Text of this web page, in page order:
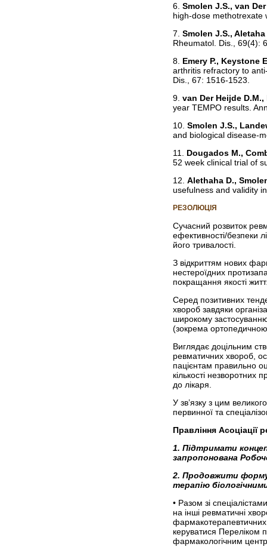
6. Smolen J.S., van
high-dose methotrexate
7. Smolen J.S.,
Rheumatol. Dis., 69(4):
8. Emery P., Keystone
arthritis refractory to
Dis., 67: 1516-1523.
9. van Der Heijde
year TEMPO results.
10. Smolen J.S.,
and biological disease-
11. Dougados M.,
52 week clinical trial of
12. Alethaha D.,
usefulness and validity
РЕЗОЛЮЦІЯ
Сучасний розвиток
ефективності/безпеки
його тривалості.
З відкриттям нових
нестероїдних
покращання якості
Серед позитивних
хвороб завдяки
широкому застосуванню
(зокрема
Виглядає доцільним
ревматичних хвороб,
пацієнтам правильно
кількості незворотних
до лікаря.
У зв’язку з цим
первинної та
Правління Асоціації
1. Підтримати
запропонована
2. Продовжити
терапію
• Разом зі
на інші ревматичні
фармакотерапевтичних
керуватися Переліком
фармакологічним